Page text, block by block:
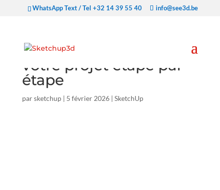
WhatsApp Text / Tel +32 14 39 55 40 info@see3d.be
? Comment réparer
votre projet étape par
étape
parsketchup| 5 février 2026| SketchUp